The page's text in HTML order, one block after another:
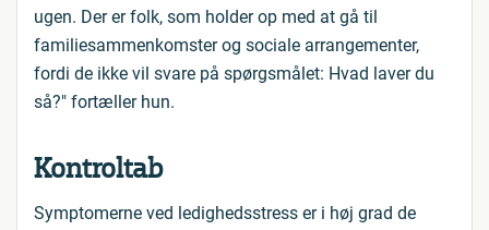
ugen. Der er folk, som holder op med at gå til
familiesammenkomster og sociale arrangementer,
fordi de ikke vil svare på spørgsmålet: Hvad laver du
så?" fortæller hun.
Kontroltab
Symptomerne ved ledighedsstress er i høj grad de